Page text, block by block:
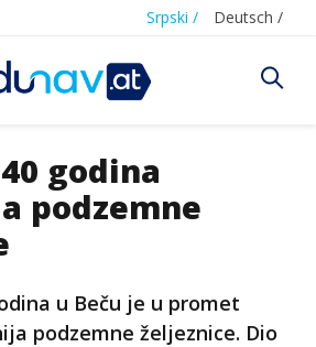
Srpski / Deutsch /
godina
podzemne
u Beču je u promet
podzemne željeznice. Dio